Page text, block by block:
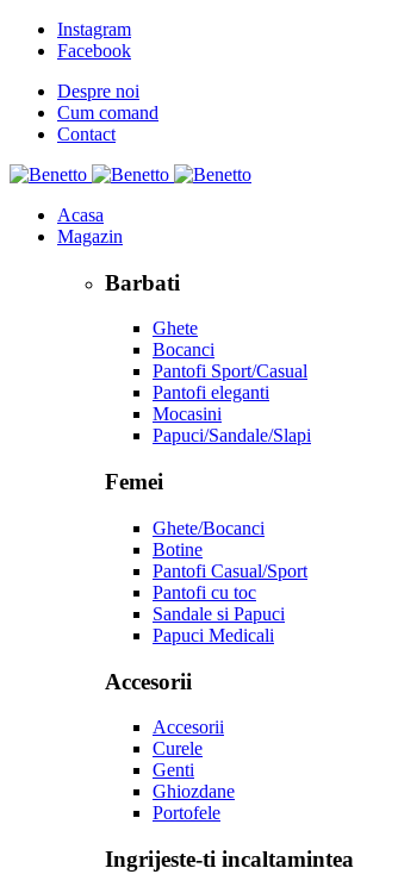
Instagram
Facebook
Despre noi
Cum comand
Contact
Acasa
Magazin
Barbati
Ghete
Bocanci
Pantofi Sport/Casual
Pantofi eleganti
Mocasini
Papuci/Sandale/Slapi
Femei
Ghete/Bocanci
Botine
Pantofi Casual/Sport
Pantofi cu toc
Sandale si Papuci
Papuci Medicali
Accesorii
Accesorii
Curele
Genti
Ghiozdane
Portofele
Ingrijeste-ti incaltamintea